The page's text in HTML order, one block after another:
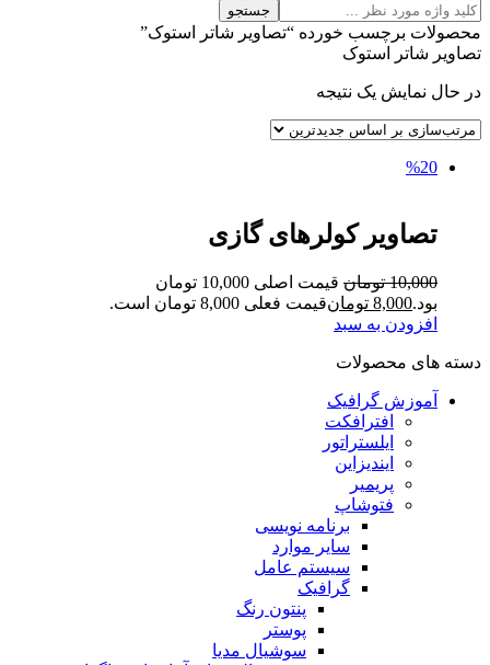
جستجو
محصولات برچسب خورده “تصاویر شاتر استوک”
تصاویر شاتر استوک
در حال نمایش یک نتیجه
%20
تصاویر کولرهای گازی
10,000 تومان
قیمت اصلی 10,000 تومان
بود.8,000 تومانقیمت فعلی 8,000 تومان است.
افزودن به سبد
دسته های محصولات
آموزش گرافیک
افترافکت
ایلستراتور
ایندیزاین
پریمیر
فتوشاپ
برنامه نویسی
سایر موارد
سیستم عامل
گرافیک
پنتون رنگ
پوستر
سوشیال مدیا